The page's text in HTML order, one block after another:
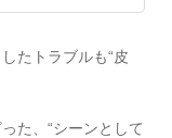
たトラブルも“皮
た、“シーンとして